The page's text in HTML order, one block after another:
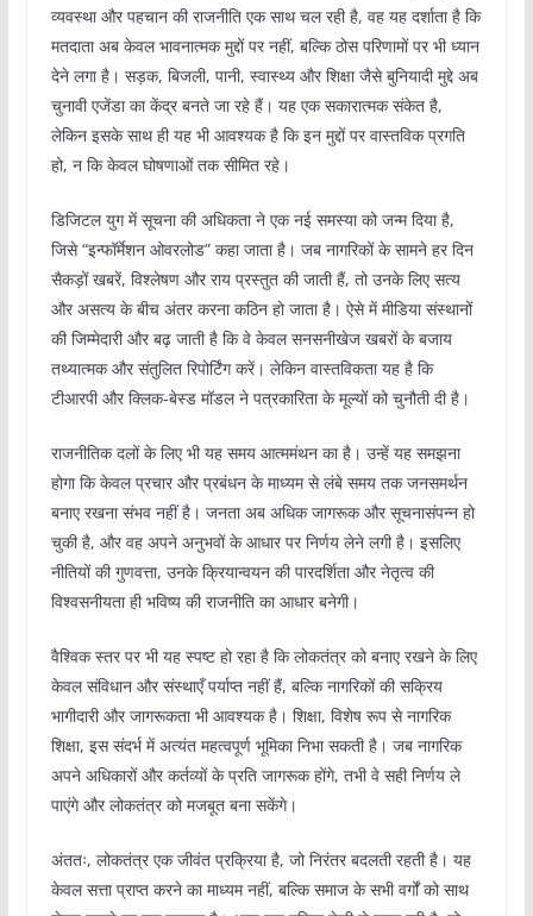
व्यवस्था और पहचान की राजनीति एक साथ चल रही है, वह यह दर्शाता है कि
मतदाता अब केवल भावनात्मक मुद्दों पर नहीं, बल्कि ठोस परिणामों पर भी ध्यान
देने लगा है। सड़क, बिजली, पानी, स्वास्थ्य और शिक्षा जैसे बुनियादी मुद्दे अब
चुनावी एजेंडा का केंद्र बनते जा रहे हैं। यह एक सकारात्मक संकेत है,
लेकिन इसके साथ ही यह भी आवश्यक है कि इन मुद्दों पर वास्तविक प्रगति
हो, न कि केवल घोषणाओं तक सीमित रहे।
डिजिटल युग में सूचना की अधिकता ने एक नई समस्या को जन्म दिया है,
जिसे “इन्फॉर्मेशन ओवरलोड” कहा जाता है। जब नागरिकों के सामने हर दिन
सैकड़ों खबरें, विश्लेषण और राय प्रस्तुत की जाती हैं, तो उनके लिए सत्य
और असत्य के बीच अंतर करना कठिन हो जाता है। ऐसे में मीडिया संस्थानों
की जिम्मेदारी और बढ़ जाती है कि वे केवल सनसनीखेज खबरों के बजाय
तथ्यात्मक और संतुलित रिपोर्टिंग करें। लेकिन वास्तविकता यह है कि
टीआरपी और क्लिक-बेस्ड मॉडल ने पत्रकारिता के मूल्यों को चुनौती दी है।
राजनीतिक दलों के लिए भी यह समय आत्ममंथन का है। उन्हें यह समझना
होगा कि केवल प्रचार और प्रबंधन के माध्यम से लंबे समय तक जनसमर्थन
बनाए रखना संभव नहीं है। जनता अब अधिक जागरूक और सूचनासंपन्न हो
चुकी है, और वह अपने अनुभवों के आधार पर निर्णय लेने लगी है। इसलिए
नीतियों की गुणवत्ता, उनके क्रियान्वयन की पारदर्शिता और नेतृत्व की
विश्वसनीयता ही भविष्य की राजनीति का आधार बनेगी।
वैश्विक स्तर पर भी यह स्पष्ट हो रहा है कि लोकतंत्र को बनाए रखने के लिए
केवल संविधान और संस्थाएँ पर्याप्त नहीं हैं, बल्कि नागरिकों की सक्रिय
भागीदारी और जागरूकता भी आवश्यक है। शिक्षा, विशेष रूप से नागरिक
शिक्षा, इस संदर्भ में अत्यंत महत्वपूर्ण भूमिका निभा सकती है। जब नागरिक
अपने अधिकारों और कर्तव्यों के प्रति जागरूक होंगे, तभी वे सही निर्णय ले
पाएंगे और लोकतंत्र को मजबूत बना सकेंगे।
अंततः, लोकतंत्र एक जीवंत प्रक्रिया है, जो निरंतर बदलती रहती है। यह
केवल सत्ता प्राप्त करने का माध्यम नहीं, बल्कि समाज के सभी वर्गों को साथ